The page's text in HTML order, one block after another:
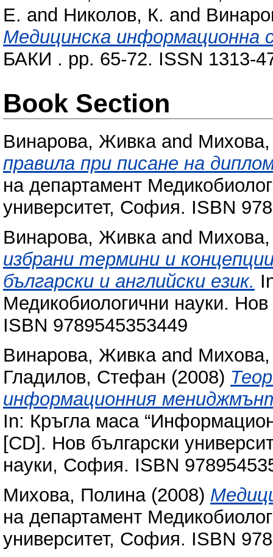
Е. and Николов, К. and
Медицинска информационна
БАКИ . pp. 65-72. ISSN 1313-
Book Section
Винарова, Живкаand
правила при писане на
на департамент
университет, София. ISBN
Винарова, Живкаand
избрани термини и
български и английски език.
Медикобиологични науки.
ISBN 9789545353449
Винарова, Живкаand
Гладилов, Стефан (2008)
информационния
In: Кръгла маса
[CD]. Нов български
науки, София. ISBN
Михова, Полина(2008)
на департамент
университет, София. ISBN